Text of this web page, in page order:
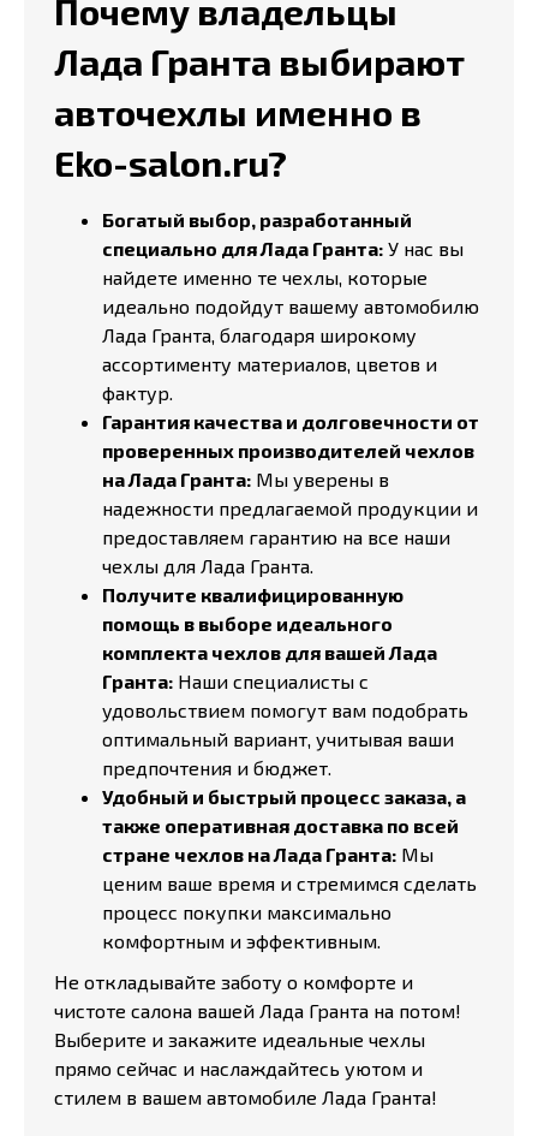
Почему владельцы
Лада Гранта выбирают
авточехлы именно в
Eko-salon.ru?
Богатый выбор, разработанный
специально для Лада Гранта: У нас вы
найдете именно те чехлы, которые
идеально подойдут вашему автомобилю
Лада Гранта, благодаря широкому
ассортименту материалов, цветов и
фактур.
Гарантия качества и долговечности от
проверенных производителей чехлов
на Лада Гранта: Мы уверены в
надежности предлагаемой продукции и
предоставляем гарантию на все наши
чехлы для Лада Гранта.
Получите квалифицированную
помощь в выборе идеального
комплекта чехлов для вашей Лада
Гранта: Наши специалисты с
удовольствием помогут вам подобрать
оптимальный вариант, учитывая ваши
предпочтения и бюджет.
Удобный и быстрый процесс заказа, а
также оперативная доставка по всей
стране чехлов на Лада Гранта: Мы
ценим ваше время и стремимся сделать
процесс покупки максимально
комфортным и эффективным.
Не откладывайте заботу о комфорте и
чистоте салона вашей Лада Гранта на потом!
Выберите и закажите идеальные чехлы
прямо сейчас и наслаждайтесь уютом и
стилем в вашем автомобиле Лада Гранта!